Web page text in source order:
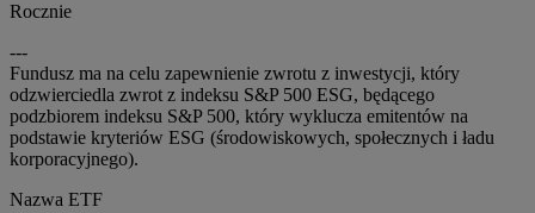
Rocznie
---
Fundusz ma na celu zapewnienie zwrotu z inwestycji, który
odzwierciedla zwrot z indeksu S&P 500 ESG, będącego
podzbiorem indeksu S&P 500, który wyklucza emitentów na
podstawie kryteriów ESG (środowiskowych, społecznych i ładu
korporacyjnego).
Nazwa ETF